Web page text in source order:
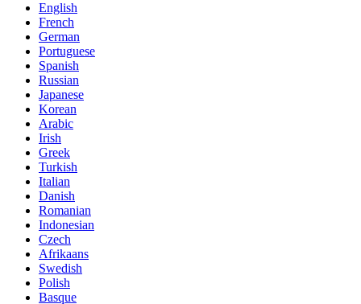
English
French
German
Portuguese
Spanish
Russian
Japanese
Korean
Arabic
Irish
Greek
Turkish
Italian
Danish
Romanian
Indonesian
Czech
Afrikaans
Swedish
Polish
Basque